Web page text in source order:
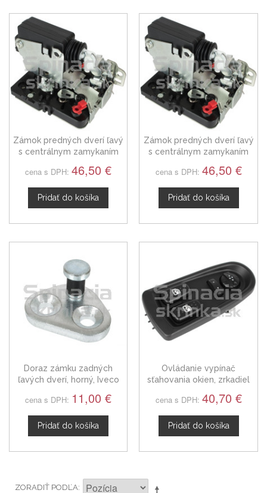
Zámok predných dverí ľavý
s centrálnym zamykaním
cena s DPH: 46,50 €
Pridať do košíka
Zámok predných dverí ľavý
s centrálnym zamykaním
cena s DPH: 46,50 €
Pridať do košíka
Doraz zámku zadných
ľavých dverí, horný, Iveco
cena s DPH: 11,00 €
Pridať do košíka
Ovládanie vypínač
sťahovania okien, zrkadiel
cena s DPH: 40,70 €
Pridať do košíka
ZORADIŤ PODĽA